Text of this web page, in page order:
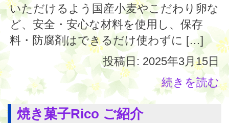
いただけるよう国産小麦やこだわり卵な
ど、安全・安心な材料を使用し、保存
料・防腐剤はできるだけ使わずに […]
投稿日: 2025年3月15日
続きを読む
焼き菓子Rico ご紹介